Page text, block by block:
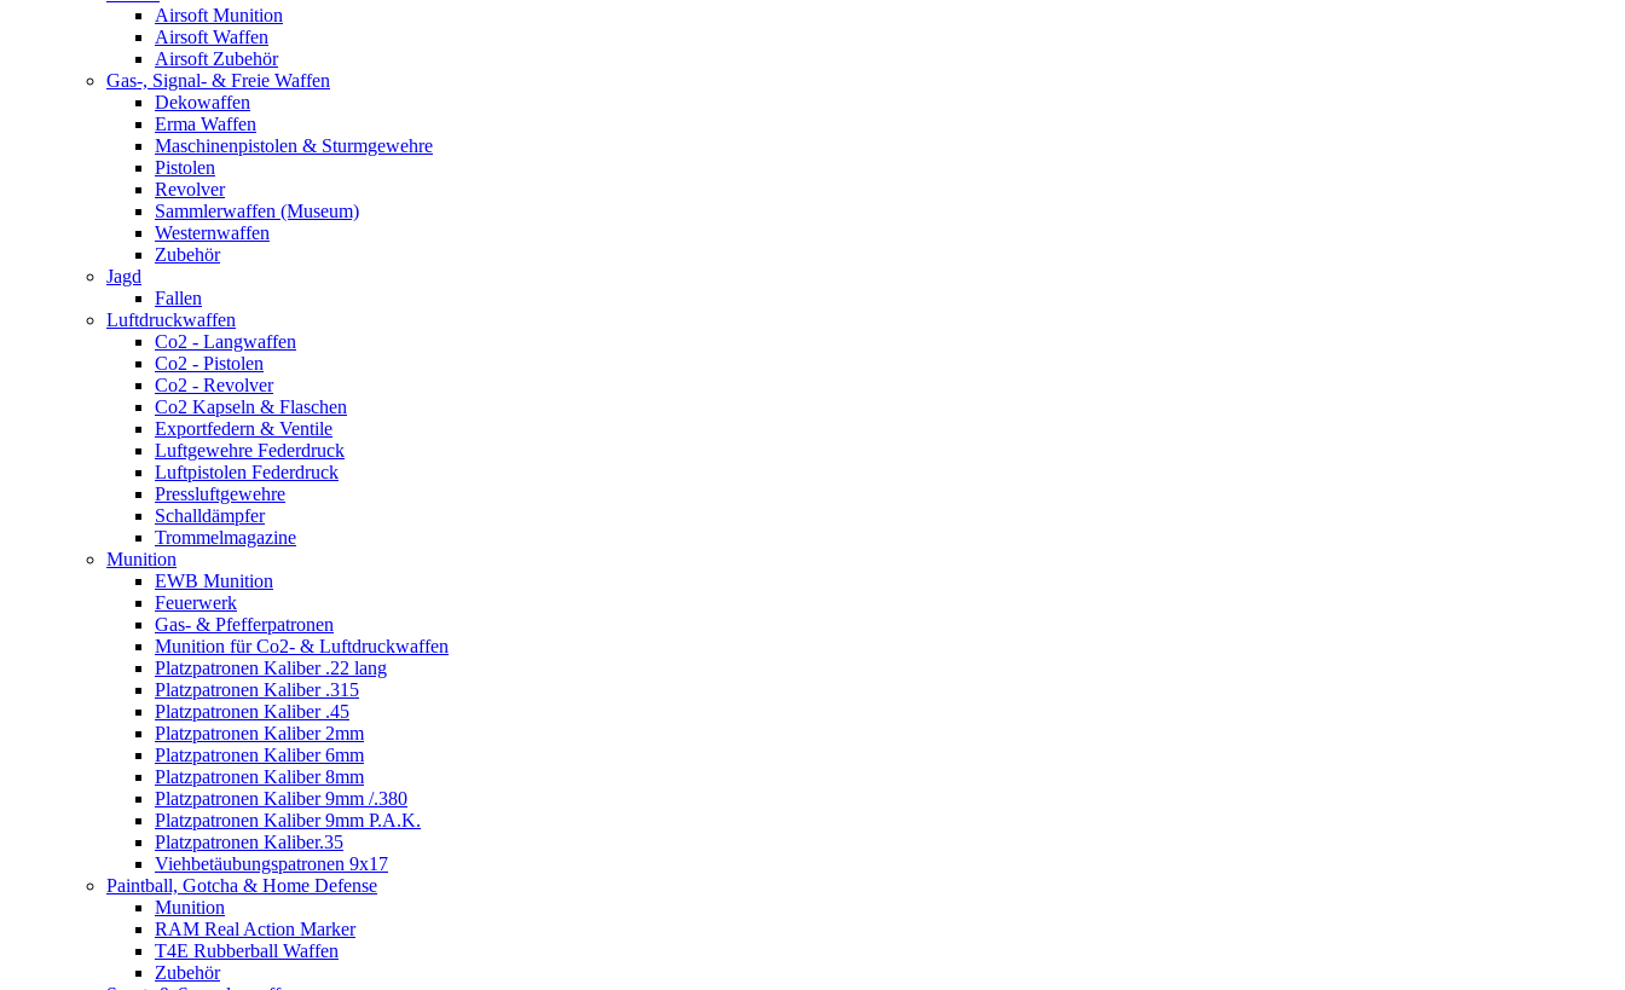
Airsoft Munition
Airsoft Waffen
Airsoft Zubehör
Gas-, Signal- & Freie Waffen
Dekowaffen
Erma Waffen
Maschinenpistolen & Sturmgewehre
Pistolen
Revolver
Sammlerwaffen (Museum)
Westernwaffen
Zubehör
Jagd
Fallen
Luftdruckwaffen
Co2 - Langwaffen
Co2 - Pistolen
Co2 - Revolver
Co2 Kapseln & Flaschen
Exportfedern & Ventile
Luftgewehre Federdruck
Luftpistolen Federdruck
Pressluftgewehre
Schalldämpfer
Trommelmagazine
Munition
EWB Munition
Feuerwerk
Gas- & Pfefferpatronen
Munition für Co2- & Luftdruckwaffen
Platzpatronen Kaliber .22 lang
Platzpatronen Kaliber .315
Platzpatronen Kaliber .45
Platzpatronen Kaliber 2mm
Platzpatronen Kaliber 6mm
Platzpatronen Kaliber 8mm
Platzpatronen Kaliber 9mm /.380
Platzpatronen Kaliber 9mm P.A.K.
Platzpatronen Kaliber.35
Viehbetäubungspatronen 9x17
Paintball, Gotcha & Home Defense
Munition
RAM Real Action Marker
T4E Rubberball Waffen
Zubehör